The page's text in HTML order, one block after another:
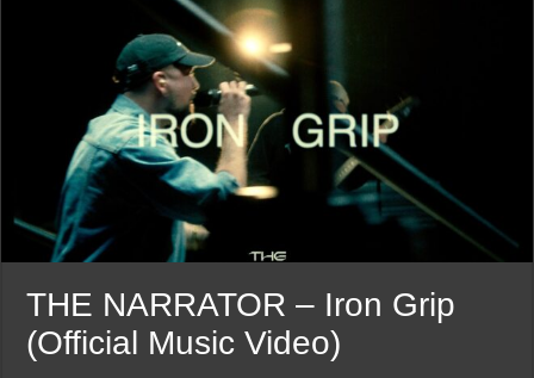
THE NARRATOR – Iron Grip
(Official Music Video)